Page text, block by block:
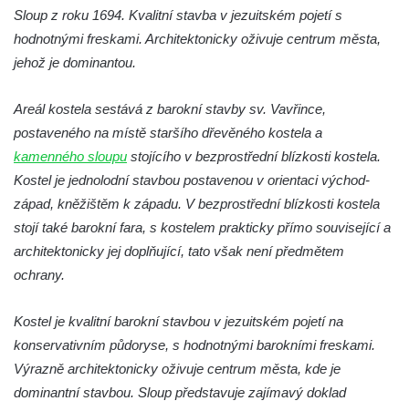
Křížová cesta Římov – XVI. kaple – U
Herodesa
Křížová cesta Římov – XV. kaple – Malý
Křížová cesta Římov – XIV. kaple – U
Křížová cesta Římov – XII. kaple – Vodní
brána
Křížová cesta Římov – XI. kaple – Ježíš
Křížová cesta Římov – X. kaple – U
Cedronu
Křížová cesta Římov – IX. kaple – U
Sloup z roku 1694. Kvalitní stavba v jezuitském pojetí s
hodnotnými freskami. Architektonicky oživuje centrum města,
jehož je dominantou.
Areál kostela sestává z barokní stavby sv. Vavřince,
postaveného na místě staršího dřevěného kostela a
kamenného sloupu stojícího v bezprostřední blízkosti kostela.
Kostel je jednolodní stavbou postavenou v orientaci východ-
západ, kněžištěm k západu. V bezprostřední blízkosti kostela
stojí také barokní fara, s kostelem prakticky přímo související a
architektonicky jej doplňující, tato však není předmětem
ochrany.
Kostel je kvalitní barokní stavbou v jezuitském pojetí na
konservativním půdoryse, s hodnotnými barokními freskami.
Výrazně architektonicky oživuje centrum města, kde je
dominantní stavbou. Sloup představuje zajímavý doklad